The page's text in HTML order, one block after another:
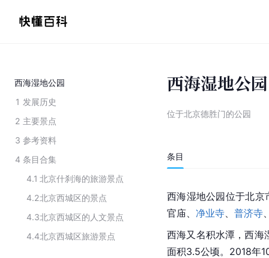
西海湿地公园
1 发展历史
2 主要景点
3 参考资料
4 条目合集
4.1 北京什刹海的旅游景点
4.2北京西城区的景点
4.3北京西城区的人文景点
4.4北京西城区旅游景点
西海湿地公园
位于北京德胜门的公园
条目
西海湿地公园位于北京
官庙、 净业寺 普济寺
西海又名积水潭，西海
面积3.5公顷。2018年